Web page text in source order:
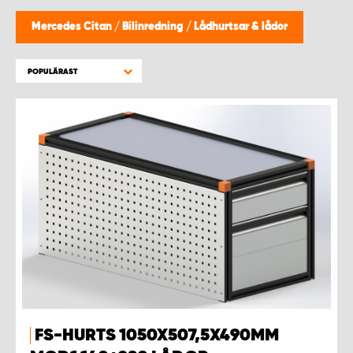
Mercedes Citan / Bilinredning / Lådhurtsar & lådor
POPULÄRAST
FS-HURTS 1050X507,5X490MM
WORK SYSTEM KARLSTAD
WORK SYSTEM KIRUNA
WORK SYSTEM KRISTIANSTAD
WORK SYSTEM LINKÖPING
WORK SYSTEM LULEÅ